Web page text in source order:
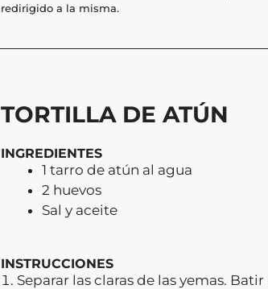
redirigido a la misma.
TORTILLA DE ATÚN
INGREDIENTES
1 tarro de atún al agua
2 huevos
Sal y aceite
INSTRUCCIONES
Separar las claras de las yemas.